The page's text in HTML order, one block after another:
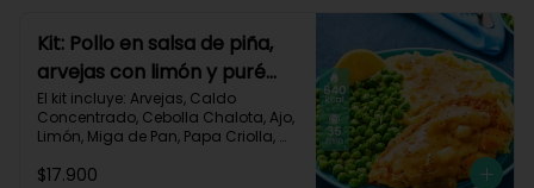
Proteínas 57g
*Acumulas Practi-Puntos
Kit: Pollo en salsa de piña,
arvejas con limón y puré
rústico-54
El kit incluye: Arvejas, Caldo
Concentrado, Cebolla Chalota, Ajo,
Limón, Miga de Pan, Papa Criolla,
Impresa.
$17.900